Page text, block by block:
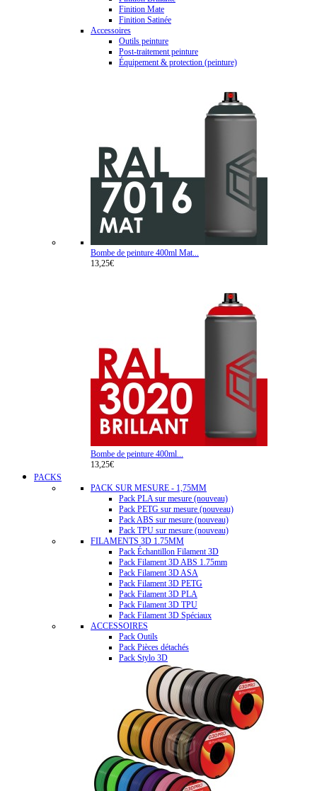
Finition Mate
Finition Satinée
Accessoires
Outils peinture
Post-traitement peinture
Équipement & protection (peinture)
Bombe de peinture 400ml Mat...
13,25€
Bombe de peinture 400ml...
13,25€
PACKS
PACK SUR MESURE - 1,75MM
Pack PLA sur mesure (nouveau)
Pack PETG sur mesure (nouveau)
Pack ABS sur mesure (nouveau)
Pack TPU sur mesure (nouveau)
FILAMENTS 3D 1.75MM
Pack Échantillon Filament 3D
Pack Filament 3D ABS 1.75mm
Pack Filament 3D ASA
Pack Filament 3D PETG
Pack Filament 3D PLA
Pack Filament 3D TPU
Pack Filament 3D Spéciaux
ACCESSOIRES
Pack Outils
Pack Pièces détachés
Pack Stylo 3D